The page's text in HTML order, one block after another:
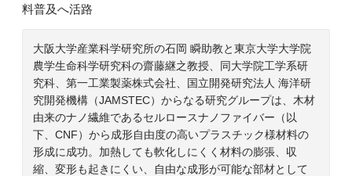
料普及へ活路
大阪大学産業科学研究所の石岡 瞬助教と東京大学大学院
農学生命科学研究科の齋藤継之教授、同大学院工学系研
究科、第一工業製薬株式会社、国立開発研究法人 海洋研
究開発機構（JAMSTEC）からなる研究グループは、木材
由来のナノ繊維であるセルロースナノファイバー（以
下、CNF）から成形自由度の高いプラスチック様材料の
形成に成功。加熱しても軟化しにくく材料の膨張、収
縮、変形も起きにくい、自由な成形が可能な部材として